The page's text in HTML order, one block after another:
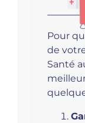
Pour
de
Santé